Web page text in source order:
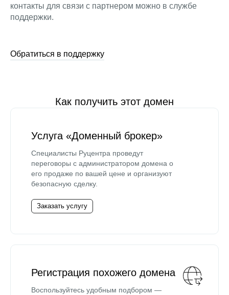
контакты для связи с партнером можно в службе
поддержки.
Обратиться в поддержку
Как получить этот домен
Услуга «Доменный брокер»
Специалисты Руцентра проведут
переговоры с администратором домена о
его продаже по вашей цене и организуют
безопасную сделку.
Заказать услугу
Регистрация похожего домена
Воспользуйтесь удобным подбором —